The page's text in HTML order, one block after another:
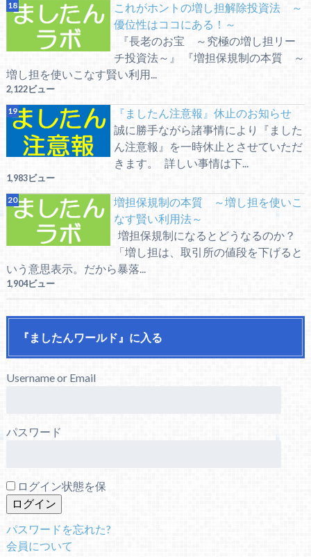
これがホントの増し担解除投資法 ～
優位性はココにある！～
『長老のお宝 ～究極の増し担リー
チ投資法～』 『増担保規制の本質 ～
増し担を使いこなす賢い利用...
2,122ビュー
『ましたん注意報』休止のお知らせ
誠に勝手ながら諸事情により『ました
ん注意報』を一時休止とさせていただ
きます。 詳しい事情は下...
1,983ビュー
増担保規制の本質 ～増し担を使いこ
なす賢い利用法～
増担保規制になるとどうなるのか？
「増し担は、取引所の値段を下げると
いう意思表示。だから暴落...
1,904ビュー
『ましたんワールド』に入る
Username or Email
パスワード
ログイン状態を保
パスワードを忘れた?
会員について